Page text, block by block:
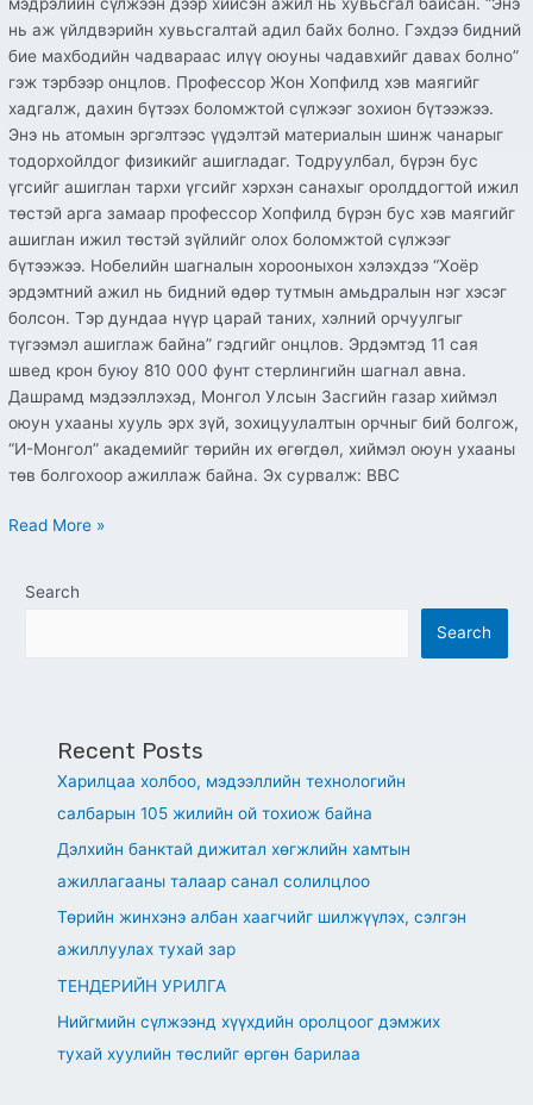
нь аж үйлдвэрийн хувьсгалтай адил байх болно. Гэхдээ бидний
бие махбодийн чадвараас илүү оюуны чадавхийг давах болно”
гэж тэрбээр онцлов. Профессор Жон Хопфилд хэв маягийг
хадгалж, дахин бүтээх боломжтой сүлжээг зохион бүтээжээ.
Энэ нь атомын эргэлтээс үүдэлтэй материалын шинж чанарыг
тодорхойлдог физикийг ашигладаг. Тодруулбал, бүрэн бус
үгсийг ашиглан тархи үгсийг хэрхэн санахыг оролддогтой ижил
төстэй арга замаар профессор Хопфилд бүрэн бус хэв маягийг
ашиглан ижил төстэй зүйлийг олох боломжтой сүлжээг
бүтээжээ. Нобелийн шагналын хорооныхон хэлэхдээ “Хоёр
эрдэмтний ажил нь бидний өдөр тутмын амьдралын нэг хэсэг
болсон. Тэр дундаа нүүр царай таних, хэлний орчуулгыг
түгээмэл ашиглаж байна” гэдгийг онцлов. Эрдэмтэд 11 сая
швед крон буюу 810 000 фунт стерлингийн шагнал авна.
Дашрамд мэдээллэхэд, Монгол Улсын Засгийн газар хиймэл
оюун ухааны хууль эрх зүй, зохицуулалтын орчныг бий болгож,
“И-Монгол” академийг төрийн их өгөгдөл, хиймэл оюун ухааны
төв болгохоор ажиллаж байна. Эх сурвалж: BBC
Read More »
Search
Search
Recent Posts
Харилцаа холбоо, мэдээллийн технологийн
салбарын 105 жилийн ой тохиож байна
Дэлхийн банктай дижитал хөгжлийн хамтын
ажиллагааны талаар санал солилцлоо
Төрийн жинхэнэ албан хаагчийг шилжүүлэх, сэлгэн
ажиллуулах тухай зар
ТЕНДЕРИЙН УРИЛГА
Нийгмийн сүлжээнд хүүхдийн оролцоог дэмжих
тухай хуулийн төслийг өргөн барилаа